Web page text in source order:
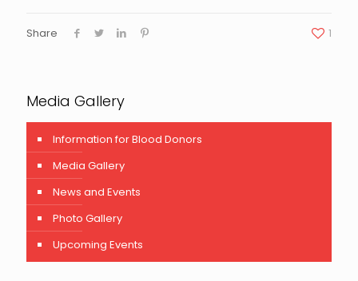
Share 1
Media Gallery
Information for Blood Donors
Media Gallery
News and Events
Photo Gallery
Upcoming Events